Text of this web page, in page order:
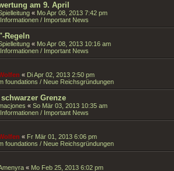
am 9. April
« Mo Apr 08, 2013 7:42 pm
/ Important News
Regeln
« Mo Apr 08, 2013 10:16 am
/ Important News
« Di Apr 02, 2013 2:50 pm
foundations / Neue Reichsgründungen
Grenze
« So Mär 03, 2013 10:35 am
/ Important News
« Fr Mär 01, 2013 6:06 pm
foundations / Neue Reichsgründungen
« Mo Feb 25, 2013 6:02 pm